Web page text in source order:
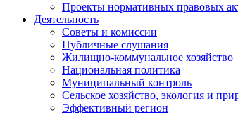
Проекты нормативных правовых
Деятельность
Советы и комиссии
Публичные слушания
Жилищно-коммунальное хозяйство
Национальная политика
Муниципальный контроль
Сельское хозяйство, экология и
Эффективный регион